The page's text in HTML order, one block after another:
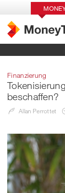
Finanzierung
beschaffen?
Allan Perrottet